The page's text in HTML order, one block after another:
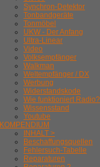
Synchron-Detektor
Tonbandgeräte
Tonmöbel
UKW - Der Anfang
Ultra-Linear
Video
Volksempfänger
Walkman
Weltempfänger / DX
Werbung
Widerstandskode
Wie funktioniert Radio?
Wissensstand
Youtube
KOMPENDIUM
INHALT >
Beschaffungsquellen
Fehlersuch-Tabelle
Reparaturen